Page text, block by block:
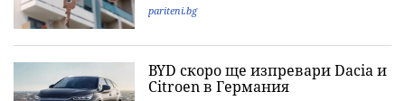
pariteni.bg
BYD скоро ще изпревари Dacia и
Citroеn в Германия